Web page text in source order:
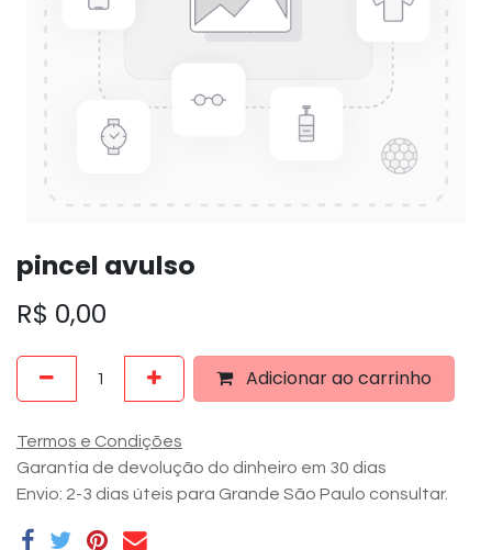
pincel avulso
R$ 0,00
Adicionar ao carrinho
Termos e Condições
Garantia de devolução do dinheiro em 30 dias
Envio: 2-3 dias úteis para Grande São Paulo consultar.